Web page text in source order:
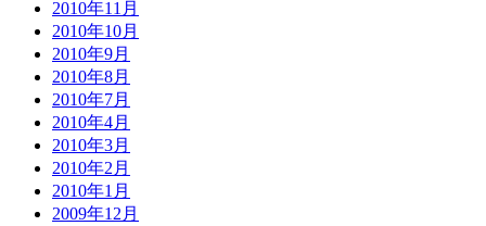
2010年11月
2010年10月
2010年9月
2010年8月
2010年7月
2010年4月
2010年3月
2010年2月
2010年1月
2009年12月